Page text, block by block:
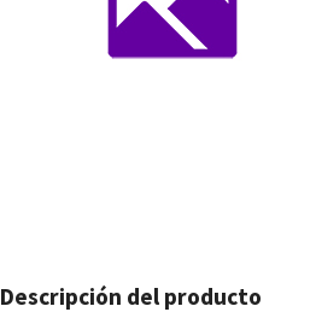
Descripción del producto